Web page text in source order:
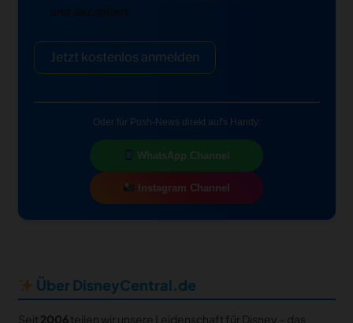
Jetzt kostenlos anmelden
Oder für Push-News direkt auf's Handy:
WhatsApp Channel
Instagram Channel
Über DisneyCentral.de
Seit 2006teilen wir unsere Leidenschaft für Disney – das